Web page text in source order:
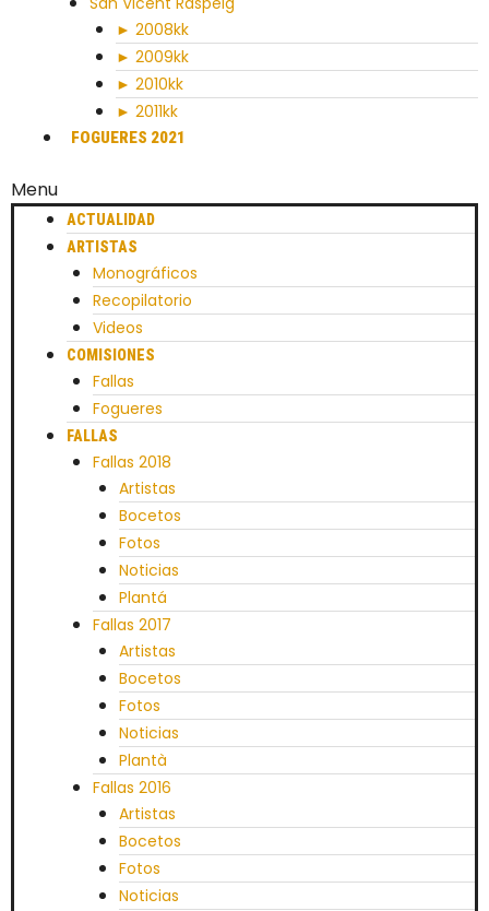
► 2008kk
► 2009kk
► 2010kk
► 2011kk
FOGUERES 2021
Menu
ACTUALIDAD
ARTISTAS
Monográficos
Recopilatorio
Videos
COMISIONES
Fallas
Fogueres
FALLAS
Fallas 2018
Artistas
Bocetos
Fotos
Noticias
Plantá
Fallas 2017
Artistas
Bocetos
Fotos
Noticias
Plantà
Fallas 2016
Artistas
Bocetos
Fotos
Noticias